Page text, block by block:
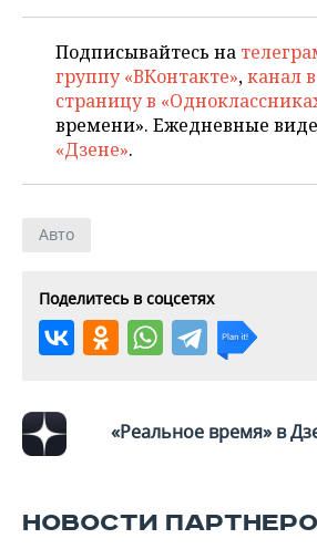
Подписывайтесь на
группу «ВКонтакте»,канал
страницу в
времени». Ежедневные
«Дзене».
Авто
Поделитесь в соцсетях
«Реальное время» в
НОВОСТИ